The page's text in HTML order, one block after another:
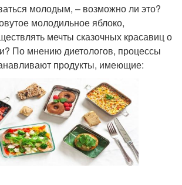
молодым, – возможно ли это?
молодильное яблоко,
мечты сказочных красавиц о
По мнению диетологов, процессы
продукты, имеющие: